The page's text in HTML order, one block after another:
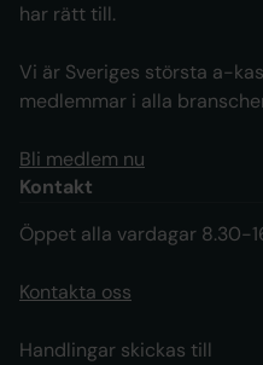
har rätt till.
Vi är Sveriges största a-
medlemmar i alla
Bli medlem nu
Kontakt
Öppet alla vardagar 8.30-
Kontakta oss
Handlingar skickas till